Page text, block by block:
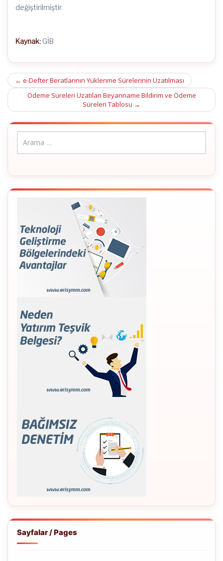
değiştirilmiştir.
Kaynak: GİB
Post
navigation
← e-Defter Beratlarının Yüklenme Sürelerinin Uzatılması
Ödeme Süreleri Uzatılan Beyanname Bildirim ve Ödeme
Süreleri Tablosu →
Sayfalar / Pages